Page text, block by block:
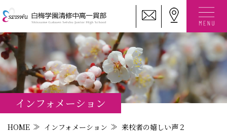
インフォメーション
HOME インフォメーション 来校者の嬉しい声２